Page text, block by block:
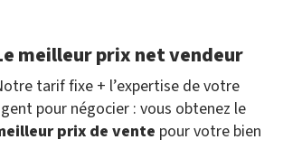
meilleur prix net vendeur
tarif fixe + l’expertise de votre
pour négocier : vous obtenez le
prix de vente pour votre bien